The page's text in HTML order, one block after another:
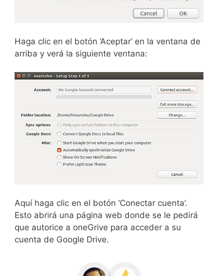
Haga clic en el botón ‘Aceptar’ en la ventana de
arriba y verá la siguiente ventana:
Aquí haga clic en el botón ‘Conectar cuenta’.
Esto abrirá una página web donde se le pedirá
que autorice a oneGrive para acceder a su
cuenta de Google Drive.